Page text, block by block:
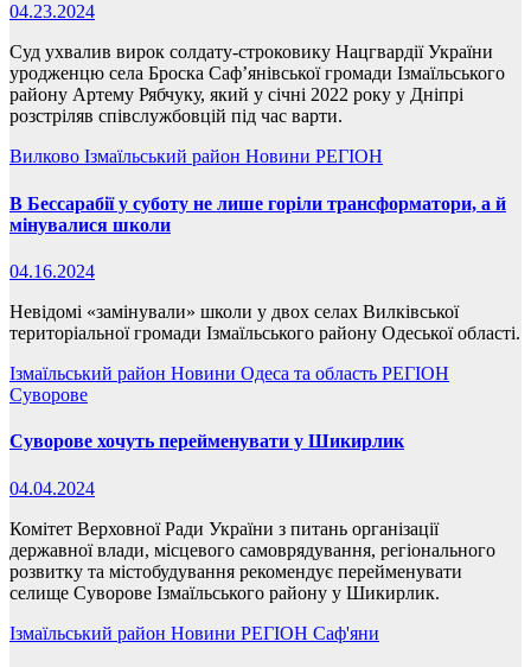
04.23.2024
Суд ухвалив вирок солдату-строковику Нацгвардії України
уродженцю села Броска Сафʼянівської громади Ізмаїльського
району Артему Рябчуку, який у січні 2022 року у Дніпрі
розстріляв співслужбовцій під час варти.
Вилково Ізмаїльський район Новини РЕГІОН
В Бессарабії у суботу не лише горіли трансформатори, а й
мінувалися школи
04.16.2024
Невідомі «замінували» школи у двох селах Вилківської
територіальної громади Ізмаїльського району Одеської області.
Ізмаїльський район Новини Одеса та область РЕГІОН
Суворове
Суворове хочуть перейменувати у Шикирлик
04.04.2024
Комітет Верховної Ради України з питань організації
державної влади, місцевого самоврядування, регіонального
розвитку та містобудування рекомендує перейменувати
селище Суворове Ізмаїльського району у Шикирлик.
Ізмаїльський район Новини РЕГІОН Саф'яни